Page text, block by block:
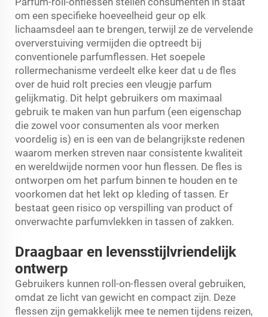
om een specifieke hoeveelheid geur op elk
lichaamsdeel aan te brengen, terwijl ze de vervelende
oververstuiving vermijden die optreedt bij
conventionele parfumflessen. Het soepele
rollermechanisme verdeelt elke keer dat u de fles
over de huid rolt precies een vleugje parfum
gelijkmatig. Dit helpt gebruikers om maximaal
gebruik te maken van hun parfum (een eigenschap
die zowel voor consumenten als voor merken
voordelig is) en is een van de belangrijkste redenen
waarom merken streven naar consistente kwaliteit
en wereldwijde normen voor hun flessen. De fles is
ontworpen om het parfum binnen te houden en te
voorkomen dat het lekt op kleding of tassen. Er
bestaat geen risico op verspilling van product of
onverwachte parfumvlekken in tassen of zakken.
Draagbaar en levensstijlvriendelijk
ontwerp
Gebruikers kunnen roll-on-flessen overal gebruiken,
omdat ze licht van gewicht en compact zijn. Deze
flessen zijn gemakkelijk mee te nemen tijdens reizen,